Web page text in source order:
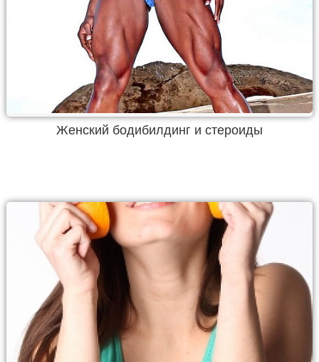
Женский бодибилдинг и стероиды